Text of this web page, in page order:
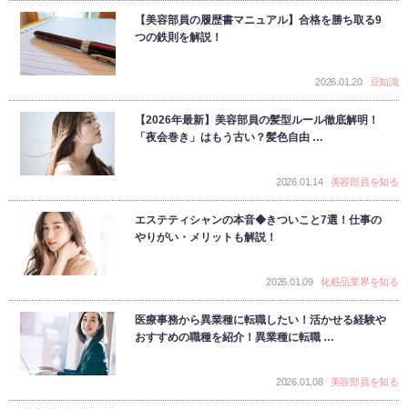
【美容部員の履歴書マニュアル】合格を勝ち取る9
つの鉄則を解説！
2026.01.20 豆知識
【2026年最新】美容部員の髪型ルール徹底解明！
「夜会巻き」はもう古い？髪色自由 …
2026.01.14 美容部員を知る
エステティシャンの本音◆きついこと7選！仕事の
やりがい・メリットも解説！
2026.01.09 化粧品業界を知る
医療事務から異業種に転職したい！活かせる経験や
おすすめの職種を紹介！異業種に転職 …
2026.01.08 美容部員を知る